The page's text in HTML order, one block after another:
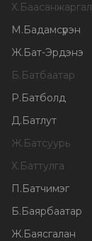
Х.Баасанжаргал
М.Бадамсүрэн
Ж.Бат-Эрдэнэ
Б.Батбаатар
Р.Батболд
Д.Батлут
Ж.Батсуурь
Х.Баттулга
П.Батчимэг
Б.Баярбаатар
Ж.Баясгалан